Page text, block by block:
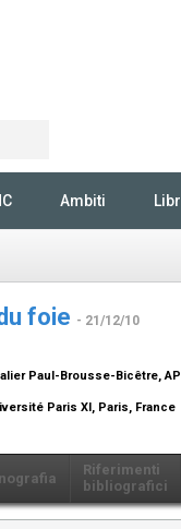
Ambiti
foie - 21/12/10
Paul-Brousse-Bicêtre,
Paris XI, Paris, France
Riferimenti
bibliografici